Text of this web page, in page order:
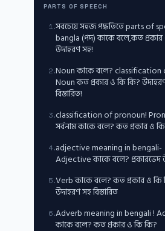
PARTS OF SPEECH
1.সবচেয়ে সহজ পদ্ধতিতে parts of
bangla (পদ) কাকে বলে,কত প্রকার
উদাহরণ সহ!
2.Noun কাকে বলে? classification
Noun কত প্রকার ও কি কি?
বিস্তারিত!
3.classification of pronoun!
সর্বনাম কাকে বলে? কত প্রকার ও
4.adjective meaning in bengali-
Adjective কাকে বলে? প্রকারভেদ
5.Verb কাকে বলে? কত প্রকার ও কি
উদাহরণ সহ বিস্তারিত
6.Adverb meaning in bengali !
কাকে বলে? কত প্রকার ও কি কি?